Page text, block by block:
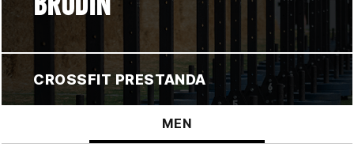
CROSSFIT PRESTANDA
MEN